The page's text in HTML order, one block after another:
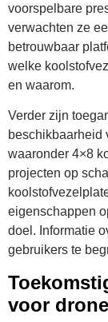
voorspelbare
verwachten ze
betrouwbaar
welke
en waarom.
Verder zijn
beschikbaarheid
waaronder 4×8
projecten op
eigenschappen
doel. Informatie
gebruikers te
voor